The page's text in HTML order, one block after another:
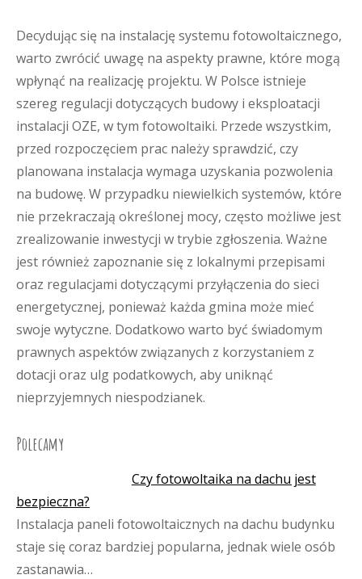
Decydując się na instalację systemu fotowoltaicznego,
warto zwrócić uwagę na aspekty prawne, które mogą
wpłynąć na realizację projektu. W Polsce istnieje
szereg regulacji dotyczących budowy i eksploatacji
instalacji OZE, w tym fotowoltaiki. Przede wszystkim,
przed rozpoczęciem prac należy sprawdzić, czy
planowana instalacja wymaga uzyskania pozwolenia
na budowę. W przypadku niewielkich systemów, które
nie przekraczają określonej mocy, często możliwe jest
zrealizowanie inwestycji w trybie zgłoszenia. Ważne
jest również zapoznanie się z lokalnymi przepisami
oraz regulacjami dotyczącymi przyłączenia do sieci
energetycznej, ponieważ każda gmina może mieć
swoje wytyczne. Dodatkowo warto być świadomym
prawnych aspektów związanych z korzystaniem z
dotacji oraz ulg podatkowych, aby uniknąć
nieprzyjemnych niespodzianek.
Polecamy
Czy fotowoltaika na dachu jest
bezpieczna?
Instalacja paneli fotowoltaicznych na dachu budynku
staje się coraz bardziej popularna, jednak wiele osób
zastanawia…